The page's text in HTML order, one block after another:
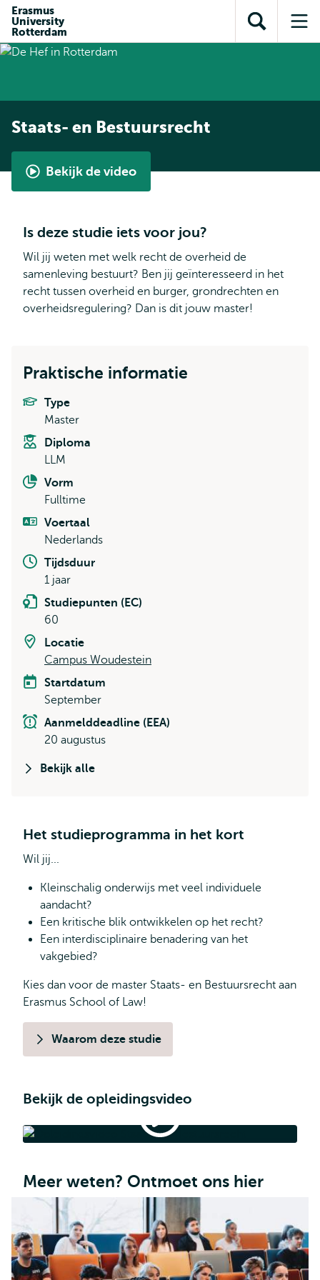
inhoud
Direct naar
subnavigatie
Erasmus
University
Rotterdam
Toon
zoekveld
Staats- en Bestuursrecht
Bekijk de video
Opleidingsvideo
Bestuursrecht
Is deze studie iets voor jou?
Wil jij weten met welk recht de overheid de
samenleving bestuurt? Ben jij geïnteresseerd in het
recht tussen overheid en burger, grondrechten en
overheidsregulering? Dan is dit jouw master!
Praktische informatie
Type
Master
Diploma
LLM
Vorm
Fulltime
Voertaal
Nederlands
Tijdsduur
1 jaar
Studiepunten (EC)
60
Locatie
Campus Woudestein
Startdatum
September
Aanmelddeadline (EEA)
20 augustus
Bekijk alle
Het studieprogramma in het kort
Wil jij...
Kleinschalig onderwijs met veel individuele
aandacht?
Een kritische blik ontwikkelen op het recht?
Een interdisciplinaire benadering van het
vakgebied?
Kies dan voor de master Staats- en Bestuursrecht aan
Erasmus School of Law!
Waarom deze studie
Bekijk de opleidingsvideo
Opleidingsvideo
Staats-
en
Meer weten? Ontmoet ons hier